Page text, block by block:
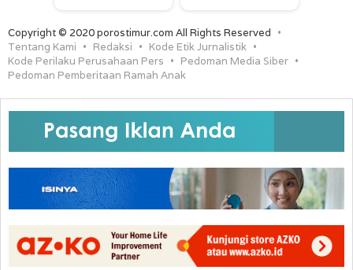
Copyright © 2020 porostimur.com All Rights Reserved
Tentang Kami
Redaksi
Kode Etik Jurnalistik
Kode Perilaku Perusahaan Pers
Pedoman Media Siber
Pedoman Pemberitaan Ramah Anak